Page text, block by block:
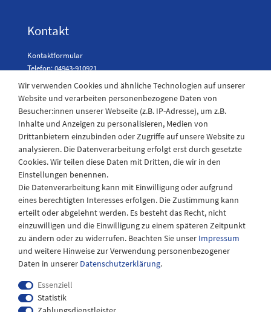
Kontakt
Kontaktformular
Telefon: 04943-910921
Laden Öffnungszeiten
Montag - Freitag
08:30 - 12:30 und 13.00 - 17.30 Uhr
Samstags
08:30 bis 12:30 Uhr
Wir verwenden Cookies und ähnliche Technologien auf unserer
Website und verarbeiten personenbezogene Daten von
Besucher:innen unserer Webseite (z.B. IP-Adresse), um z.B.
Inhalte und Anzeigen zu personalisieren, Medien von
Drittanbietern einzubinden oder Zugriffe auf unsere Website zu
analysieren. Die Datenverarbeitung erfolgt erst durch gesetzte
Cookies. Wir teilen diese Daten mit Dritten, die wir in den
Einstellungen benennen.
Die Datenverarbeitung kann mit Einwilligung oder aufgrund
eines berechtigten Interesses erfolgen. Die Zustimmung kann
erteilt oder abgelehnt werden. Es besteht das Recht, nicht
einzuwilligen und die Einwilligung zu einem späteren Zeitpunkt
zu ändern oder zu widerrufen. Beachten Sie unser Impressum
und weitere Hinweise zur Verwendung personenbezogener
Daten in unserer Daten­schutz­erklärung.
Essenziell
Statistik